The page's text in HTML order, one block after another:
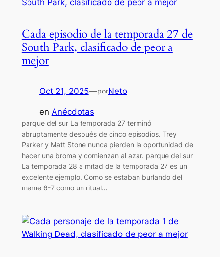
Cada episodio de la temporada 27 de
South Park, clasificado de peor a
mejor
Oct 21, 2025—porNeto
en Anécdotas
parque del sur La temporada 27 terminó
abruptamente después de cinco episodios. Trey
Parker y Matt Stone nunca pierden la oportunidad de
hacer una broma y comienzan al azar. parque del sur
La temporada 28 a mitad de la temporada 27 es un
excelente ejemplo. Como se estaban burlando del
meme 6-7 como un ritual…